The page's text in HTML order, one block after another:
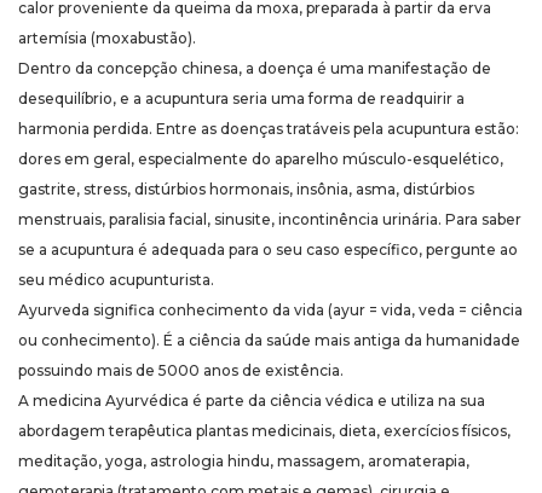
calor proveniente da queima da moxa, preparada à partir da erva
artemísia (moxabustão).
Dentro da concepção chinesa, a doença é uma manifestação de
desequilíbrio, e a acupuntura seria uma forma de readquirir a
harmonia perdida. Entre as doenças tratáveis pela acupuntura estão:
dores em geral, especialmente do aparelho músculo-esquelético,
gastrite, stress, distúrbios hormonais, insônia, asma, distúrbios
menstruais, paralisia facial, sinusite, incontinência urinária. Para saber
se a acupuntura é adequada para o seu caso específico, pergunte ao
seu médico acupunturista.
Ayurveda significa conhecimento da vida (ayur = vida, veda = ciência
ou conhecimento). É a ciência da saúde mais antiga da humanidade
possuindo mais de 5000 anos de existência.
A medicina Ayurvédica é parte da ciência védica e utiliza na sua
abordagem terapêutica plantas medicinais, dieta, exercícios físicos,
meditação, yoga, astrologia hindu, massagem, aromaterapia,